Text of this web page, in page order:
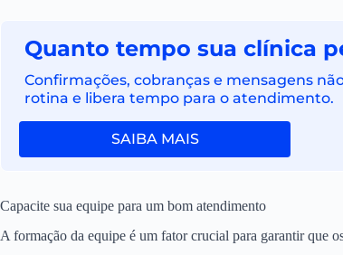
Quanto tempo sua clínica
Confirmações, cobranças e mensagens
rotina e libera tempo para o atendimento.
SAIBA MAIS
Capacite sua equipe para um bom atendimento
A formação da equipe é um fator crucial para garantir que